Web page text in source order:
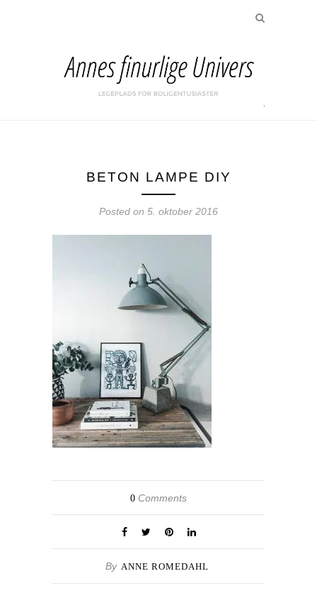
BETON LAMPE DIY
Posted on 5. oktober 2016
0 Comments
By ANNE ROMEDAHL